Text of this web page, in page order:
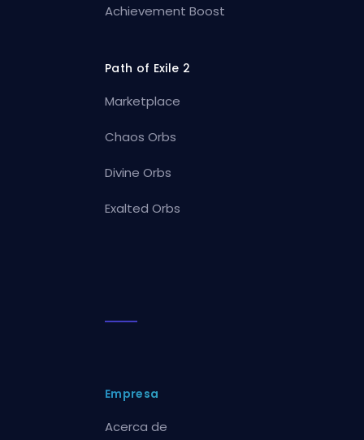
Achievement Boost
Path of Exile 2
Marketplace
Chaos Orbs
Divine Orbs
Exalted Orbs
Empresa
Acerca de